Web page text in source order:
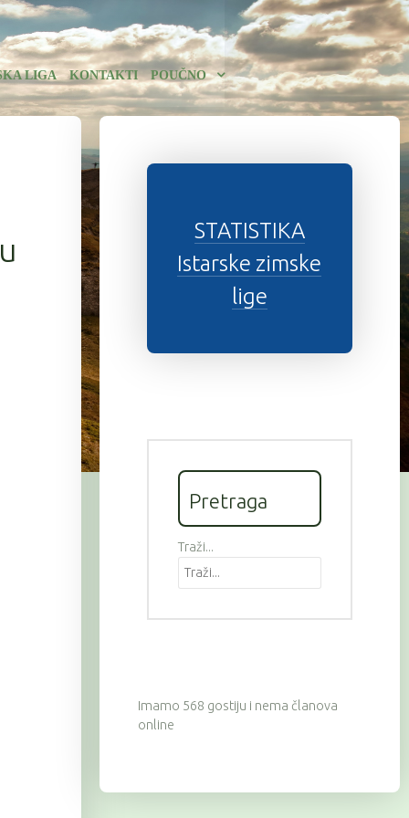
LIGA KONTAKTI POUČNO
STATISTIKA
Istarske zimske
lige
Pretraga
Traži...
Imamo 568 gostiju i nema članova
online